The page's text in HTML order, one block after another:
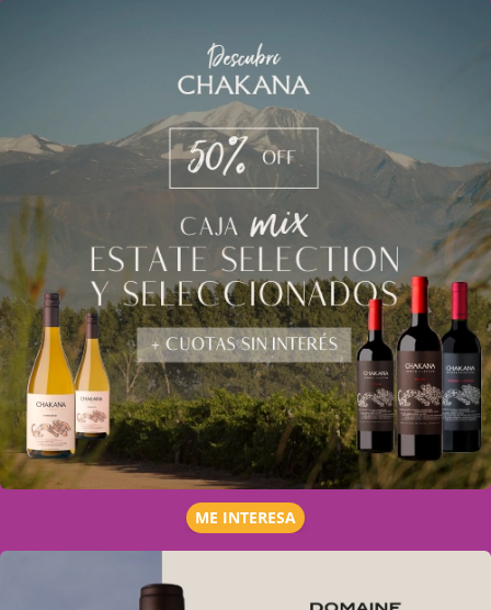
ME INTERESA